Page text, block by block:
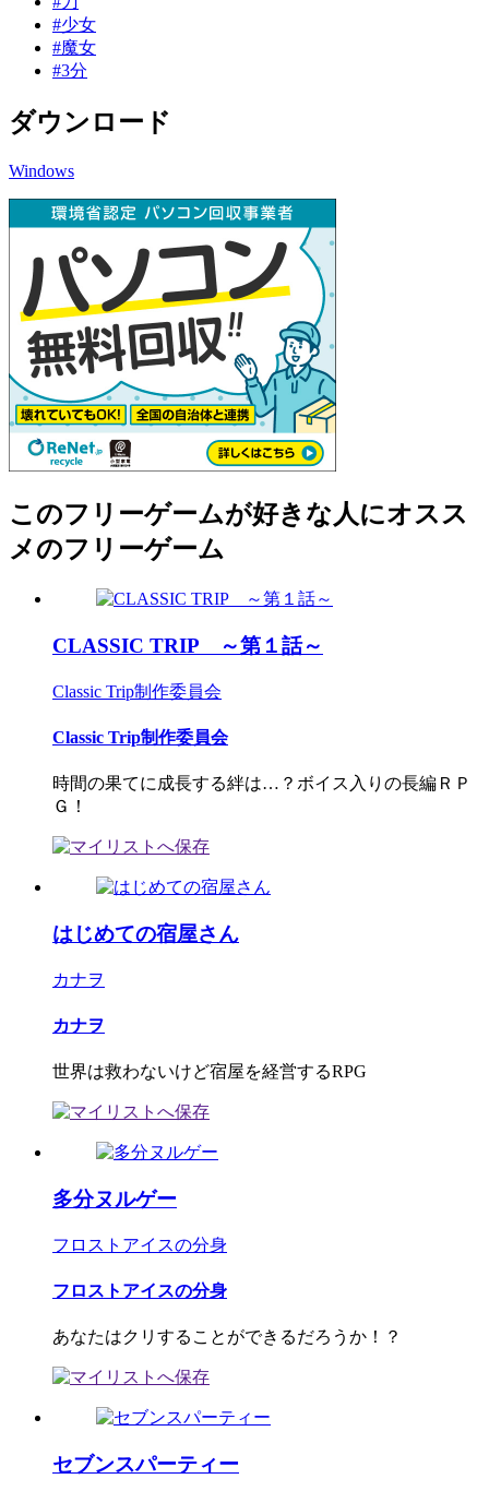
#少女
#魔女
#3分
ダウンロード
Windows
このフリーゲームが好きな人にオスス
メのフリーゲーム
CLASSIC TRIP ～第１話～
Classic Trip制作委員会
Classic Trip制作委員会
時間の果てに成長する絆は…？ボイス入りの長編ＲＰ
Ｇ！
はじめての宿屋さん
カナヲ
カナヲ
世界は救わないけど宿屋を経営するRPG
多分ヌルゲー
フロストアイスの分身
フロストアイスの分身
あなたはクリすることができるだろうか！？
セブンスパーティー